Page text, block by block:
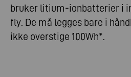
bruker litium-ionbatterier i
fly. De må legges bare i
ikke overstige 100Wh*.